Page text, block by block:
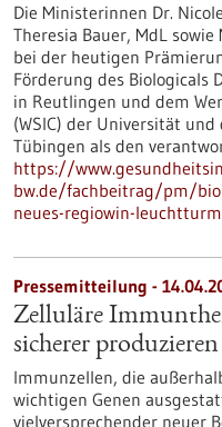
Die Ministerinnen Dr.
Theresia Bauer, MdL
bei der heutigen
Förderung des Biologicals
in Reutlingen und dem
(WSIC) der Universität
Tübingen als den
https://
bw.de/fachbeitrag/pm/
neues-regiowin-
Pressemitteilung -
Zelluläre
sicherer produzieren
Immunzellen, die
wichtigen Genen
vielversprechender neuer